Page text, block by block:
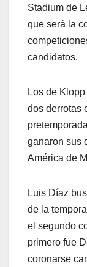
Stadium de
que será la
candidatos.
Los de
dos derrotas
ganaron sus
América de
Luis Díaz
de la
el segundo
primero fue
coronarse